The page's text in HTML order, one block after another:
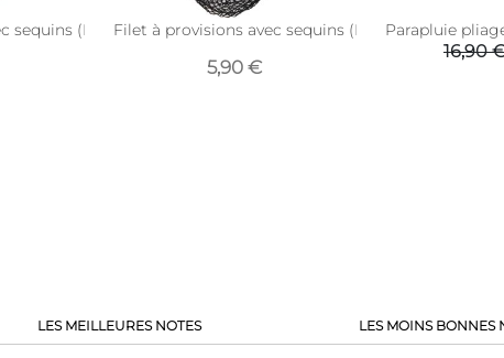
sequins (Beige)Filet à provisions avec sequins (Noir)
5,90 €
Parapluie
16,90
LES MEILLEURES NOTES LES MOINS BONNES